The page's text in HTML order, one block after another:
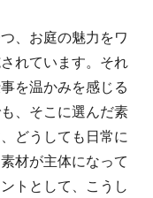
、お庭の魅力をワ
れています。それ
を温かみを感じる
、そこに選んだ素
どうしても日常に
材が主体になって
トとして、こうし